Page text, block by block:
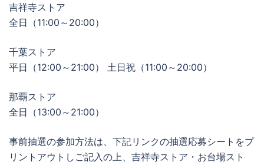
吉祥寺ストア
全日（11:00～20:00）
千葉ストア
平日（12:00～21:00） 土日祝（11:00～20:00）
那覇ストア
全日（13:00～21:00）
事前抽選の参加方法は、下記リンクの抽選応募シートをプ
リントアウトしご記入の上、吉祥寺ストア・お台場スト